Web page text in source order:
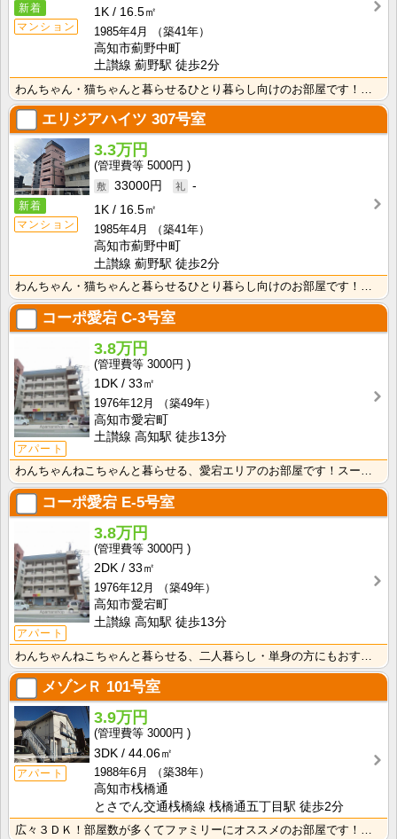
新着
マンション
1K
16.5㎡
1985年4月
（築41年）
高知市薊野中町
土讃線 薊野駅 徒歩2分
エリジアハイツ 307号室
新着
マンション
3.3万円
5000円
33000円
-
1K
16.5㎡
1985年4月
（築41年）
高知市薊野中町
土讃線 薊野駅 徒歩2分
わんちゃん・猫ちゃんと暮らせるひとり暮らし向けのお部屋です！安心のオール電化！エレベータ付きで荷物の･･･
コーポ愛宕 C-3号室
アパート
3.8万円
3000円
1DK
33㎡
1976年12月
（築49年）
高知市愛宕町
土讃線 高知駅 徒歩13分
わんちゃんねこちゃんと暮らせる、愛宕エリアのお部屋です！スーパー・コンビニ徒歩圏の暮らしやすいエリア･･･
コーポ愛宕 E-5号室
アパート
3.8万円
3000円
2DK
33㎡
1976年12月
（築49年）
高知市愛宕町
土讃線 高知駅 徒歩13分
メゾンＲ 101号室
アパート
3.9万円
3000円
3DK
44.06㎡
1988年6月
（築38年）
高知市桟橋通
とさでん交通桟橋線 桟橋通五丁目駅 徒歩2分